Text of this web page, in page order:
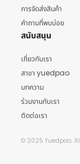
การจัดส่งสินค้า
คำถามที่พบบ่อย
สนับสนุน
เกี่ยวกับเรา
สาขา yuedpao
บทความ
ร่วมงานกับเรา
ติดต่อเรา
© 2025 Yuedpao.